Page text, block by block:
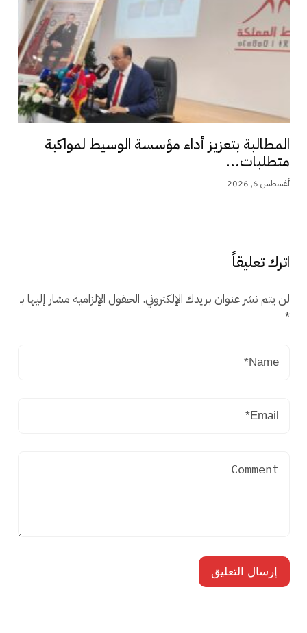
المطالبة بتعزيز أداء مؤسسة الوسيط لمواكبة
متطلبات...
أغسطس 6, 2026
اترك تعليقاً
لن يتم نشر عنوان بريدك الإلكتروني. الحقول الإلزامية مشار إليها بـ
*